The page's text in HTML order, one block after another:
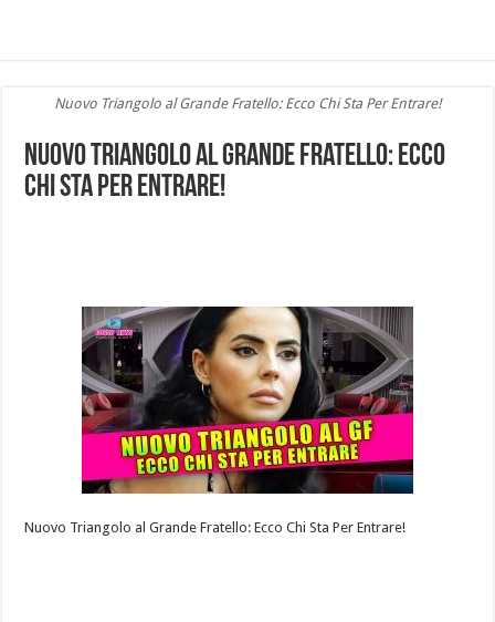
Nuovo Triangolo al Grande Fratello: Ecco Chi Sta Per Entrare!
Nuovo Triangolo al Grande Fratello: Ecco
Chi Sta Per Entrare!
Nuovo Triangolo al Grande Fratello: Ecco Chi Sta Per Entrare!